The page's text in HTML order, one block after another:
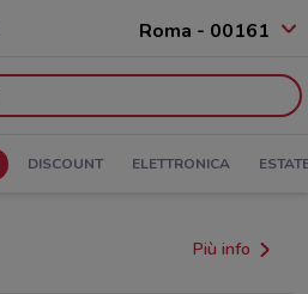
Roma - 00161
DISCOUNT ELETTRONICA
Più info